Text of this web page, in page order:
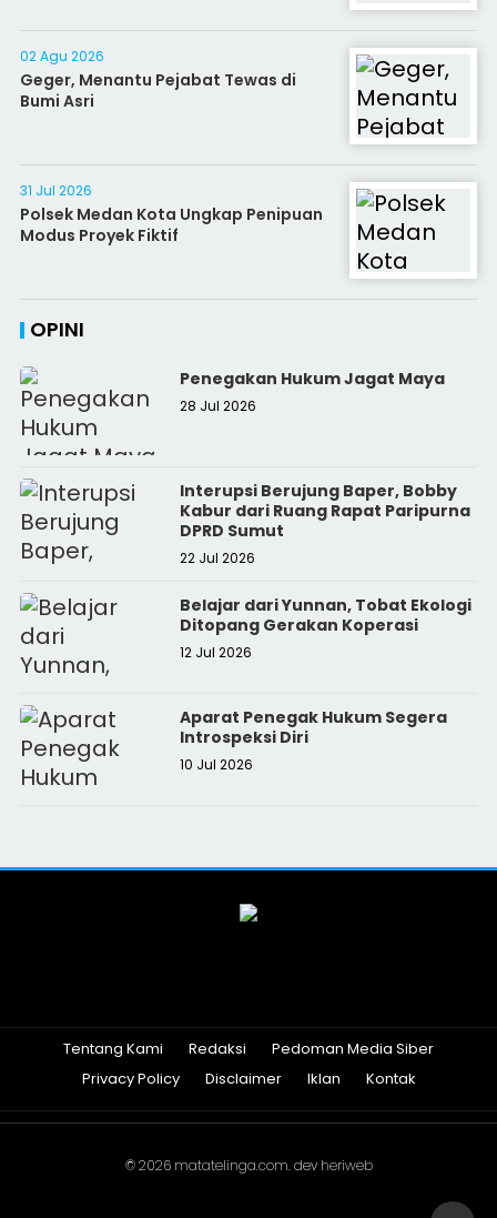
02 Agu 2026
Geger, Menantu Pejabat Tewas di
Bumi Asri
31 Jul 2026
Polsek Medan Kota Ungkap Penipuan
Modus Proyek Fiktif
OPINI
Penegakan Hukum Jagat Maya
28 Jul 2026
Interupsi Berujung Baper, Bobby
Kabur dari Ruang Rapat Paripurna
DPRD Sumut
22 Jul 2026
Belajar dari Yunnan, Tobat Ekologi
Ditopang Gerakan Koperasi
12 Jul 2026
Aparat Penegak Hukum Segera
Introspeksi Diri
10 Jul 2026
Tentang Kami Redaksi
Pedoman Media Siber
Privacy Policy
Disclaimer Iklan Kontak
© 2026 matatelinga.com. dev heriweb